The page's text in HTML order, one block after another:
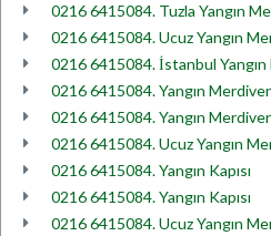
0216 6415084. Tuzla Yangın
0216 6415084. Ucuz Yangın
0216 6415084. İstanbul
0216 6415084. Yangın Merdiveni
0216 6415084. Yangın
0216 6415084. Ucuz Yangın
0216 6415084. Yangın Kapısı
0216 6415084. Yangın Kapısı
0216 6415084. Ucuz Yangın